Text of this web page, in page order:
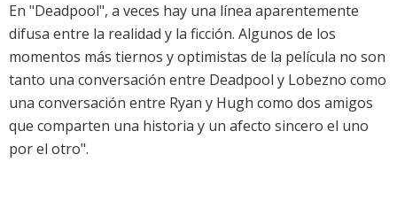
En "Deadpool", a veces hay una línea aparentemente
difusa entre la realidad y la ficción. Algunos de los
momentos más tiernos y optimistas de la película no son
tanto una conversación entre Deadpool y Lobezno como
una conversación entre Ryan y Hugh como dos amigos
que comparten una historia y un afecto sincero el uno
por el otro".